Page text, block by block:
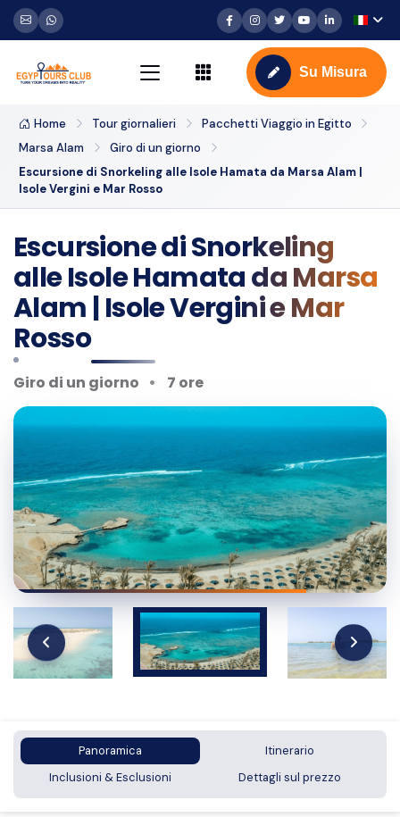
Su Misura
Home Tour giornalieri
Pacchetti Viaggio in Egitto
Marsa Alam
Giro di un giorno
Escursione di Snorkeling alle Isole Hamata da Marsa Alam |
Isole Vergini e Mar Rosso
Escursione di Snorkeling
alle Isole Hamata da Marsa
Alam | Isole Vergini e Mar
Rosso
Giro di un giorno 7 ore
Panoramica
Itinerario
Inclusioni & Esclusioni
Dettagli sul prezzo